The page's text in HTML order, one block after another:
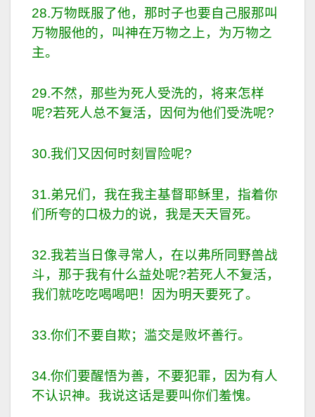
28.万物既服了他，那时子也要自己服那叫
万物服他的，叫神在万物之上，为万物之
主。
29.不然，那些为死人受洗的，将来怎样
呢?若死人总不复活，因何为他们受洗呢?
30.我们又因何时刻冒险呢?
31.弟兄们，我在我主基督耶稣里，指着你
们所夸的口极力的说，我是天天冒死。
32.我若当日像寻常人，在以弗所同野兽战
斗，那于我有什么益处呢?若死人不复活，
我们就吃吃喝喝吧！因为明天要死了。
33.你们不要自欺；滥交是败坏善行。
34.你们要醒悟为善，不要犯罪，因为有人
不认识神。我说这话是要叫你们羞愧。